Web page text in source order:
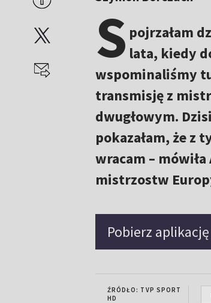
S pojrzałam
lata, kiedy
wspominaliśmy
transmisję z
dwugłowym.
pokazałam, że z
wracam –
mistrzostw
Pobierz aplikację
ŹRÓDŁO: TVP SPORT
HD